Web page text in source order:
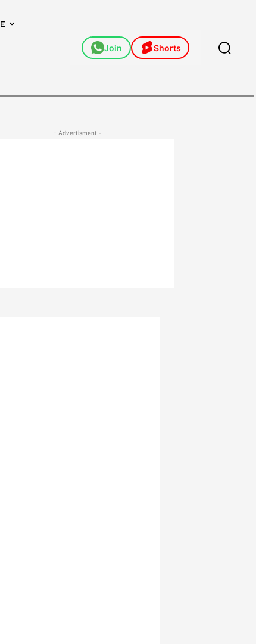
Join Shorts
- Advertisment -